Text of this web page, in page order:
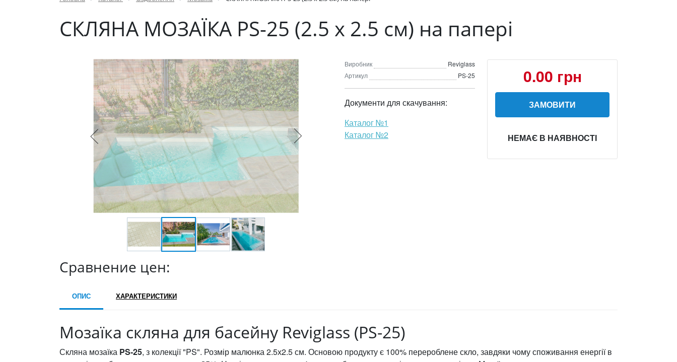
СКЛЯНА МОЗАЇКА PS-25 (2.5 x 2.5 см) на папері
Виробник
Reviglass
Артикул
PS-25
Документи для скачування:
Каталог №1
Каталог №2
0.00 грн
ЗАМОВИТИ
НЕМАЄ В НАЯВНОСТІ
Сравнение цен:
ОПИС ХАРАКТЕРИСТИКИ
Мозаїка скляна для басейну Reviglass (PS-25)
Скляна мозаїка PS-25, з колекції "PS". Розмір малюнка 2.5х2.5 см. Основою продукту є 100% перероблене скло, завдяки чому споживання енергії в